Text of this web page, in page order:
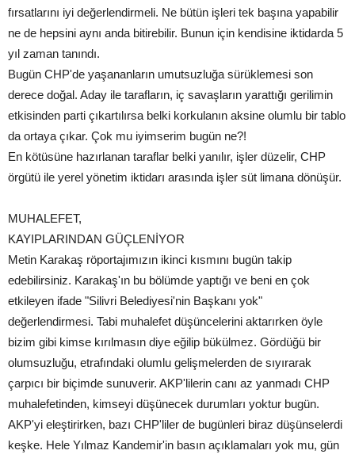
fırsatlarını iyi değerlendirmeli. Ne bütün işleri tek başına yapabilir
ne de hepsini aynı anda bitirebilir. Bunun için kendisine iktidarda 5
yıl zaman tanındı.
Bugün CHP'de yaşananların umutsuzluğa sürüklemesi son
derece doğal. Aday ile tarafların, iç savaşların yarattığı gerilimin
etkisinden parti çıkartılırsa belki korkulanın aksine olumlu bir tablo
da ortaya çıkar. Çok mu iyimserim bugün ne?!
En kötüsüne hazırlanan taraflar belki yanılır, işler düzelir, CHP
örgütü ile yerel yönetim iktidarı arasında işler süt limana dönüşür.
MUHALEFET,
KAYIPLARINDAN GÜÇLENİYOR
Metin Karakaş röportajımızın ikinci kısmını bugün takip
edebilirsiniz. Karakaş'ın bu bölümde yaptığı ve beni en çok
etkileyen ifade "Silivri Belediyesi'nin Başkanı yok"
değerlendirmesi. Tabi muhalefet düşüncelerini aktarırken öyle
bizim gibi kimse kırılmasın diye eğilip bükülmez. Gördüğü bir
olumsuzluğu, etrafındaki olumlu gelişmelerden de sıyırarak
çarpıcı bir biçimde sunuverir. AKP'lilerin canı az yanmadı CHP
muhalefetinden, kimseyi düşünecek durumları yoktur bugün.
AKP'yi eleştirirken, bazı CHP'liler de bugünleri biraz düşünselerdi
keşke. Hele Yılmaz Kandemir'in basın açıklamaları yok mu, gün